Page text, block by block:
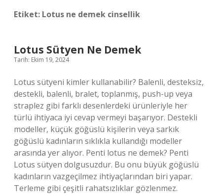
Etiket: Lotus ne demek cinsellik
Lotus Sütyen Ne Demek
Tarih: Ekim 19, 2024
Lotus sütyeni kimler kullanabilir? Balenli, desteksiz,
destekli, balenli, bralet, toplanmış, push-up veya
straplez gibi farklı desenlerdeki ürünleriyle her
türlü ihtiyaca iyi cevap vermeyi başarıyor. Destekli
modeller, küçük göğüslü kişilerin veya sarkık
göğüslü kadınların sıklıkla kullandığı modeller
arasında yer alıyor. Penti lotus ne demek? Penti
Lotus sütyen dolgusuzdur. Bu onu büyük göğüslü
kadınların vazgeçilmez ihtiyaçlarından biri yapar.
Terleme gibi çeşitli rahatsızlıklar gözlenmez.